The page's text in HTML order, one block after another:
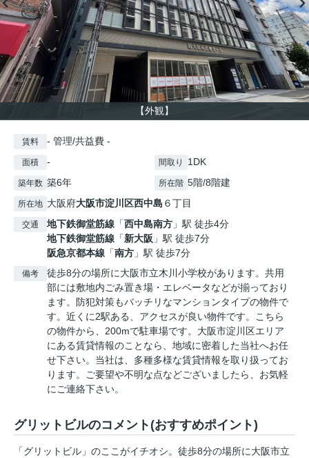
【外観】
賃料 - 管理/共益費 -
面積 - 間取り 1DK
築年数 築6年 所在階 5階/8階建
所在地 大阪府大阪市淀川区西中島 ６丁目
交通 地下鉄御堂筋線 「西中島南方 」駅 徒歩4分
地下鉄御堂筋線 「新大阪 」駅 徒歩7分
阪急京都本線 「南方 」駅 徒歩7分
備考
徒歩8分の場所に大阪市立木川小学校があります。共用
部には敷地内ごみ置き場・エレベータなどが揃っており
ます。防犯対策もバッチリなマンションタイプの物件で
す。近くに2駅ある、アクセスが良い物件です。こちら
の物件から、200mで駐車場です。大阪市淀川区エリア
にある賃貸情報のことなら、地域に密着した当社へお任
せ下さい。当社は、多種多様な賃貸情報を取り扱ってお
ります。ご要望や不明な点などございましたら、お気軽
にご連絡下さい。
グリットビルのコメント(おすすめポイント)
「グリットビル」のここがイチオシ。徒歩8分の場所に大阪市立